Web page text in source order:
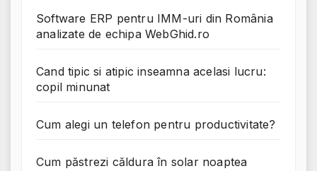
Software ERP pentru IMM-uri din România
analizate de echipa WebGhid.ro
Cand tipic si atipic inseamna acelasi lucru:
copil minunat
Cum alegi un telefon pentru productivitate?
Cum păstrezi căldura în solar noaptea